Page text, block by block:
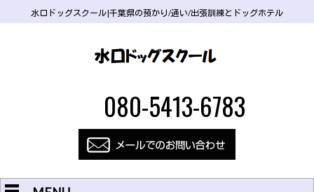
水口ドッグスクール|千葉県の預かり/通い/出張訓練とドッグホテル
080-5413-6783